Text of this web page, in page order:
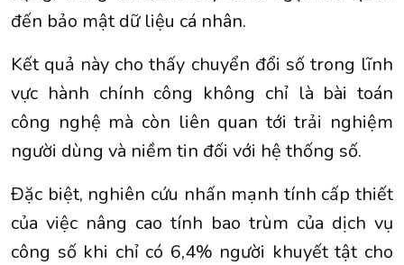
đến bảo mật dữ liệu cá nhân.
Kết quả này cho thấy chuyển đổi số trong lĩnh
vực hành chính công không chỉ là bài toán
công nghệ mà còn liên quan tới trải nghiệm
người dùng và niềm tin đối với hệ thống số.
Đặc biệt, nghiên cứu nhấn mạnh tính cấp thiết
của việc nâng cao tính bao trùm của dịch vụ
công số khi chỉ có 6,4% người khuyết tật cho